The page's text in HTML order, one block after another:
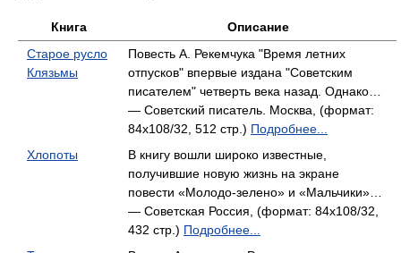
Книга
Описание
Старое русло
Клязьмы
Повесть А. Рекемчука "Время летних
отпусков" впервые издана "Советским
писателем" четверть века назад. Однако…
— Советский писатель. Москва, (формат:
84x108/32, 512 стр.) Подробнее...
Хлопоты
В книгу вошли широко известные,
получившие новую жизнь на экране
повести «Молодо-зелено» и «Мальчики»…
— Советская Россия, (формат: 84x108/32,
432 стр.) Подробнее...